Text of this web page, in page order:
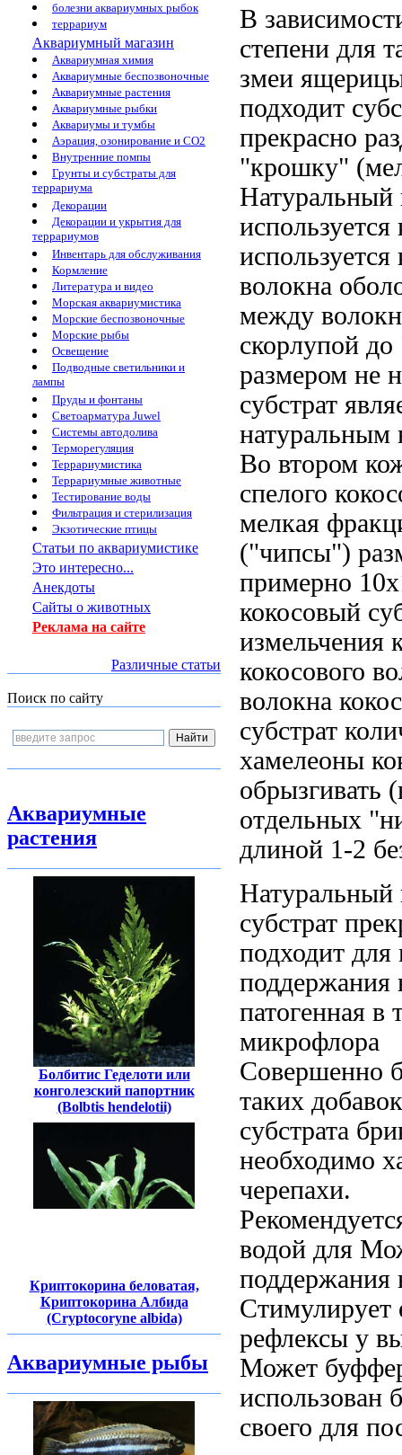
болезни аквариумных рыбок
террариум
Аквариумный магазин
Аквариумная химия
Аквариумные беспозвоночные
Аквариумные растения
Аквариумные рыбки
Аквариумы и тумбы
Аэрация, озонирование и CO2
Внутренние помпы
Грунты и субстраты для
террариума
Декорации
Декорации и укрытия для
террариумов
Инвентарь для обслуживания
Кормление
Литература и видео
Морская аквариумистика
Морские беспозвоночные
Морские рыбы
Освещение
Подводные светильники и
лампы
Пруды и фонтаны
Светоарматура Juwel
Системы автодолива
Терморегуляция
Террариумистика
Террариумные животные
Тестирование воды
Фильтрация и стерилизация
Экзотические птицы
Статьи по аквариумистике
Это интересно...
Анекдоты
Сайты о животных
Реклама на сайте
Различные статьи
Поиск по сайту
Аквариумные
растения
Болбитис Геделоти или
конголезский папортник
(Bolbtis hendelotii)
Криптокорина беловатая,
Криптокорина Албида
(Cryptocoryne albida)
Аквариумные рыбы
В
степени для
змеи
подходит
прекрасно
"крошку"
Натуральный
используется
волокна
между
скорлупой
размером не
субстрат
натуральным
Во втором
спелого
мелкая
("чипсы")
примерно
кокосовый
измельчения
кокосового
волокна
субстрат
хамелеоны
обрызгивать
отдельных
длиной 1-2
субстрат
подходит для
патогенная в
микрофлора
Совершенно
таких
субстрата
необходимо
черепахи.
водой для
Стимулирует
рефлексы у
Может
использован
своего для